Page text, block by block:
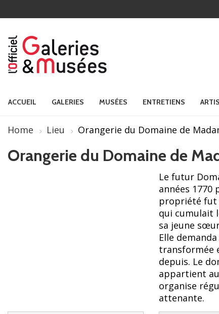
ACCUEIL GALERIES MUSÉES ENTRETIENS
Home Lieu Orangerie du Domaine de
Orangerie du Domaine de
Le futur
années 1770
propriété fut
qui cumulait
sa jeune
Elle
transformée
depuis. Le
appartient au
organise
attenante.